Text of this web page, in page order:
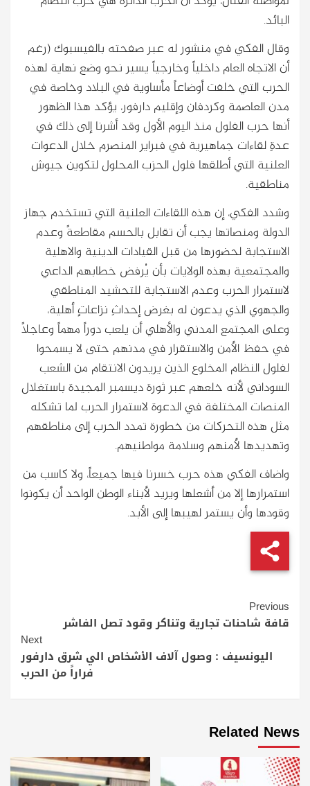
البائد.
وقال الفكي في منشور له عبر صفحته بالفيسبوك (رغم
أن الاتجاه العام داخلياً وخارجياً يسير نحو وضع نهاية لهذه
الحرب التي خلفت أوضاعاً مأساوية في البلاد وخاصة في
مدن العاصمة وكردفان وإقليم دارفور، يؤكد هذا الظهور
أنها حرب الفلول منذ اليوم الأول وقد أشرنا إلى ذلك في
عدةِ لقاءات جماهيرية في فبراير المنصرم خلال الدعوات
العلنية التي أطلقها فلول الحزب المحلول لتكوين جيوش
مناطقية.
وشدد الفكي، إن هذه اللقاءات العلنية التي تستخدم جهاز
الدولة ومنصاتها يجب أن تقابل بالحسم مقاطعةً وعدم
الاستجابة لحضورها من قبل القيادات الدينية والاهلية
والمجتمعية بهذه الولايات بأن يُرفض خطابهم الداعي
لاستمرار الحرب وعدم الاستجابة للتحشيد المناطقي
والجهوي الذي يدعون له بغرض إحداثِ نزاعاتٍ أهلية،
وعلى المجتمع المدني والأهلي أن يلعب دوراً مهماً وعاجلاً
في حفظ الأمن والاستقرار في مدنهم حتى لا يسمحوا
لفلول النظام المخلوع الذين يريدون الانتقام من الشعب
السوداني لأنه خلعهم عبر ثورة ديسمبر المجيدة باستغلال
المنصات المختلفة في الدعوة لاستمرار الحرب لما تشكله
مثل هذه التحركات من خطورة تمدد الحرب إلى مناطقهم
وتهديدها لأمنهم وسلامة مواطنيهم.
واضاف الفكي هذه حرب خسرنا فيها جميعاً، ولا كاسب من
استمرارها إلا من أشعلها ويريد لأبناء الوطن الواحد أن يكونوا
وقودها وأن يستمر لهيبها إلى الأبد.
Continue
Reading
Previous
قافة شاحنات تجارية وتناكر وقود تصل الفاشر
Next
اليونسيف : وصول آلاف الأشخاص الي شرق دارفور
فراراً من الحرب
Related News